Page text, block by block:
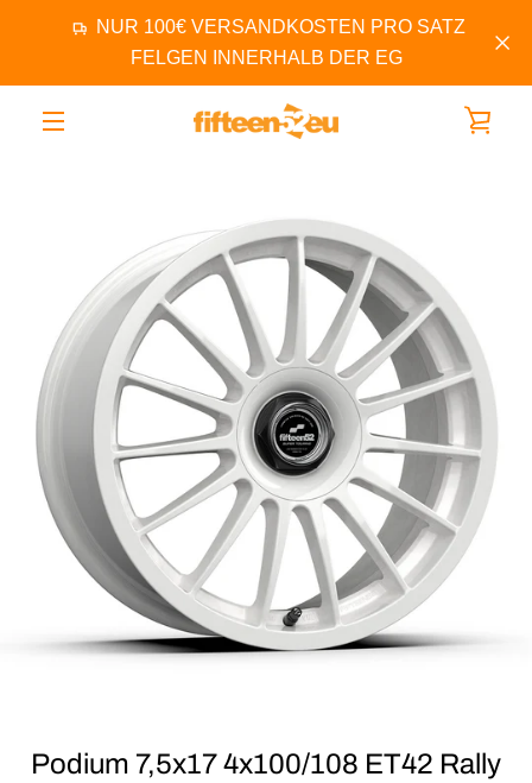
NUR 100€ VERSANDKOSTEN PRO SATZ
FELGEN INNERHALB DER EG
Podium 7,5x17 4x100/108 ET42 Rally
ZURÜCK VORWÄRTS
Schieber
Schieber
Schieber